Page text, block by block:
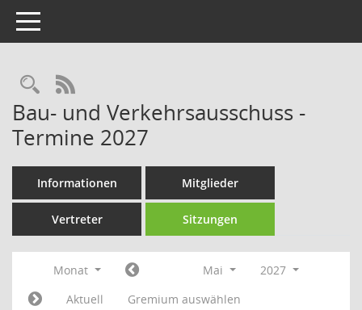
Toggle navigation
Rechercheauswahl
RSS-Feed
Bau- und Verkehrsausschuss -
Termine 2027
Informationen Mitglieder
Vertreter Sitzungen
Monat Mai
2027
Aktuell
Gremium auswählen